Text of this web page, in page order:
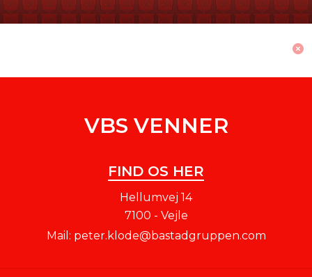
VBS VENNER
FIND OS HER
Hellumvej 14
7100 - Vejle
Mail: peter.klode@bastadgruppen.com